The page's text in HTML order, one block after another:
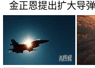
金正恩提出扩大导